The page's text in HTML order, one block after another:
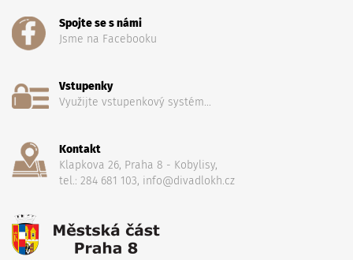
Spojte se s námi
Jsme na Facebooku
Vstupenky
Využijte vstupenkový systém...
Kontakt
Klapkova 26, Praha 8 - Kobylisy,
tel.: 284 681 103, info@divadlokh.cz